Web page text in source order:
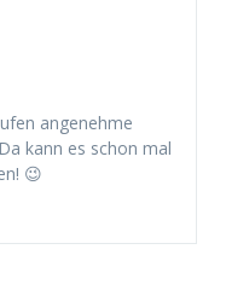
angenehme
kann es schon mal
😉